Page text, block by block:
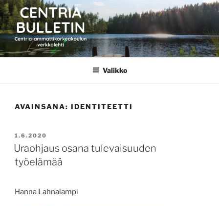
Siirry
sisältöön
CENTRIA BULLETIN
Valikko
AVAINSANA: IDENTITEETTI
JULKAISTU
1.6.2020
Uraohjaus osana tulevaisuuden
työelämää
Hanna Lahnalampi